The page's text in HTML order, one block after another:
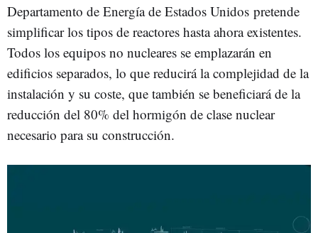
Departamento de Energía de Estados Unidos pretende
simplificar los tipos de reactores hasta ahora existentes.
Todos los equipos no nucleares se emplazarán en
edificios separados, lo que reducirá la complejidad de la
instalación y su coste, que también se beneficiará de la
reducción del 80% del hormigón de clase nuclear
necesario para su construcción.